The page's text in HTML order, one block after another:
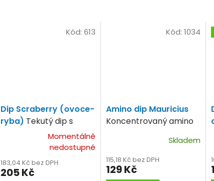
Dip Scraberry (ovoce-
ryba) Tekutý dip s
ovocno-rybím aroma.
Momentálně
nedostupné
183,04 Kč bez DPH
205 Kč
Kód: 613
Amino dip Mauricius
Koncentrovaný amino
Skladem
115,18 Kč bez DPH
129 Kč
Kód:1034